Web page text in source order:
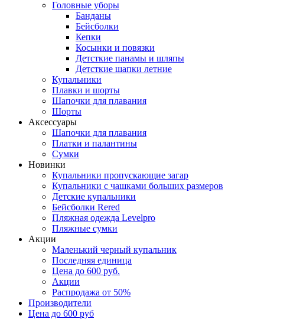
Головные уборы
Банданы
Бейсболки
Кепки
Косынки и повязки
Детсткие панамы и шляпы
Детсткие шапки летние
Купальники
Плавки и шорты
Шапочки для плавания
Шорты
Аксессуары
Шапочки для плавания
Платки и палантины
Сумки
Новинки
Купальники пропускающие загар
Купальники с чашками больших размеров
Детские купальники
Бейсболки Rered
Пляжная одежда Levelpro
Пляжные сумки
Акции
Маленький черный купальник
Последняя единица
Цена до 600 руб.
Акции
Распродажа от 50%
Производители
Цена до 600 руб